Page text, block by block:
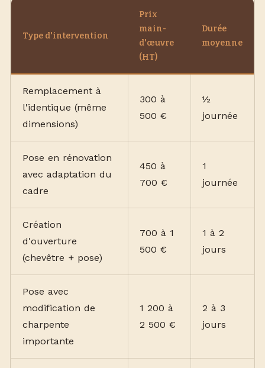
Type d'intervention
Prix
main-
d'œuvre
(HT)
Durée
moyenne
Remplacement à
l'identique (même
dimensions)
300 à
500 €
½
journée
Pose en rénovation
avec adaptation du
cadre
450 à
700 €
1
journée
Création
d'ouverture
(chevêtre + pose)
700 à 1
500 €
1 à 2
jours
Pose avec
modification de
charpente
importante
1 200 à
2 500 €
2 à 3
jours